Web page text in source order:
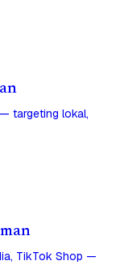
targeting lokal,
TikTok Shop —